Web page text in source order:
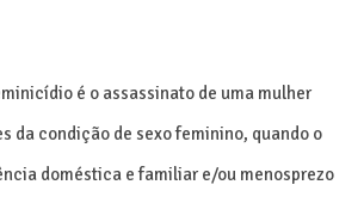
é o assassinato de uma mulher
da condição de sexo feminino, quando o
doméstica e familiar e/ou menosprezo